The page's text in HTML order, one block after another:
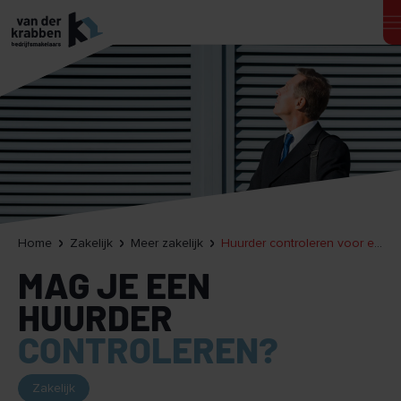
Home Zakelijk Meer zakelijk Huurder controleren voor en tijdens de huurperiode, kan dat?
MAG JE EEN
HUURDER
CONTROLEREN?
Zakelijk